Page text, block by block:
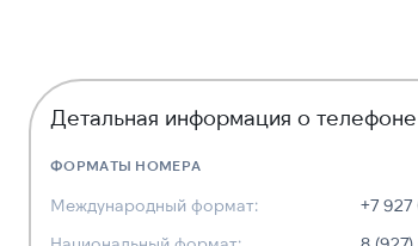
Детальная информация о
ФОРМАТЫ НОМЕРА
Международный формат:
+7 927